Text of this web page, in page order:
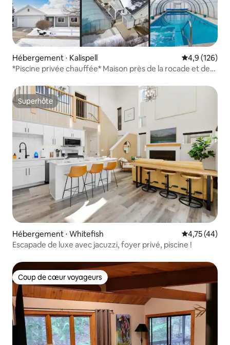
Hébergement ⋅ Kalispell Évaluation
4,9 (126)
*Piscine privée chauffée* Maison près de la rocade et des
Superhôte
Superhôte
Hébergement ⋅ Whitefish Évaluation
4,75 (44)
Escapade de luxe avec jacuzzi, foyer privé, piscine !
Coup de cœur voyageurs
Coup de cœur voyageurs